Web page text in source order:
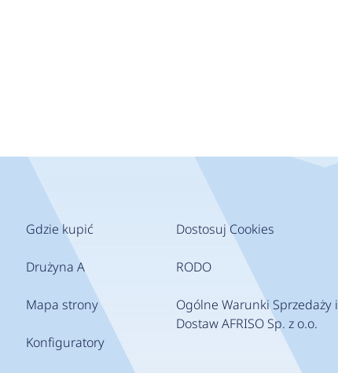
Gdzie kupić
Drużyna A
Mapa strony
Konfiguratory
Dostosuj Cookies
RODO
Ogólne Warunki Sprzedaży i
Dostaw AFRISO Sp. z o.o.